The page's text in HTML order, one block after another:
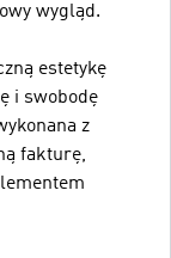
wygląd.
estetykę
i swobodę
z
fakturę,